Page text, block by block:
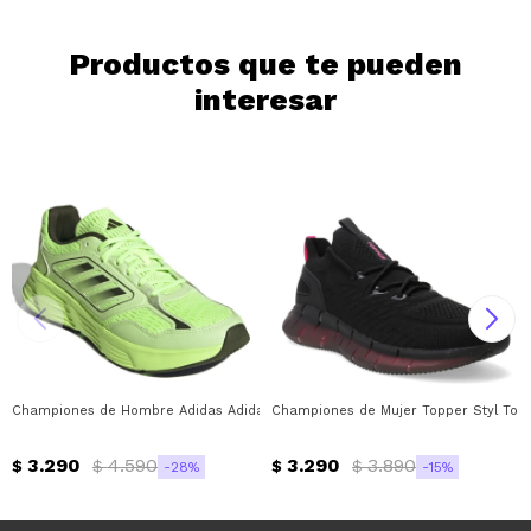
Productos que te pueden
interesar
Championes de Hombre Adidas Adidas - Verde - Negro
$ 3.290 $ 4.590 28
Championes de Mujer Topper Styl
$ 3.290 $ 3.890 15